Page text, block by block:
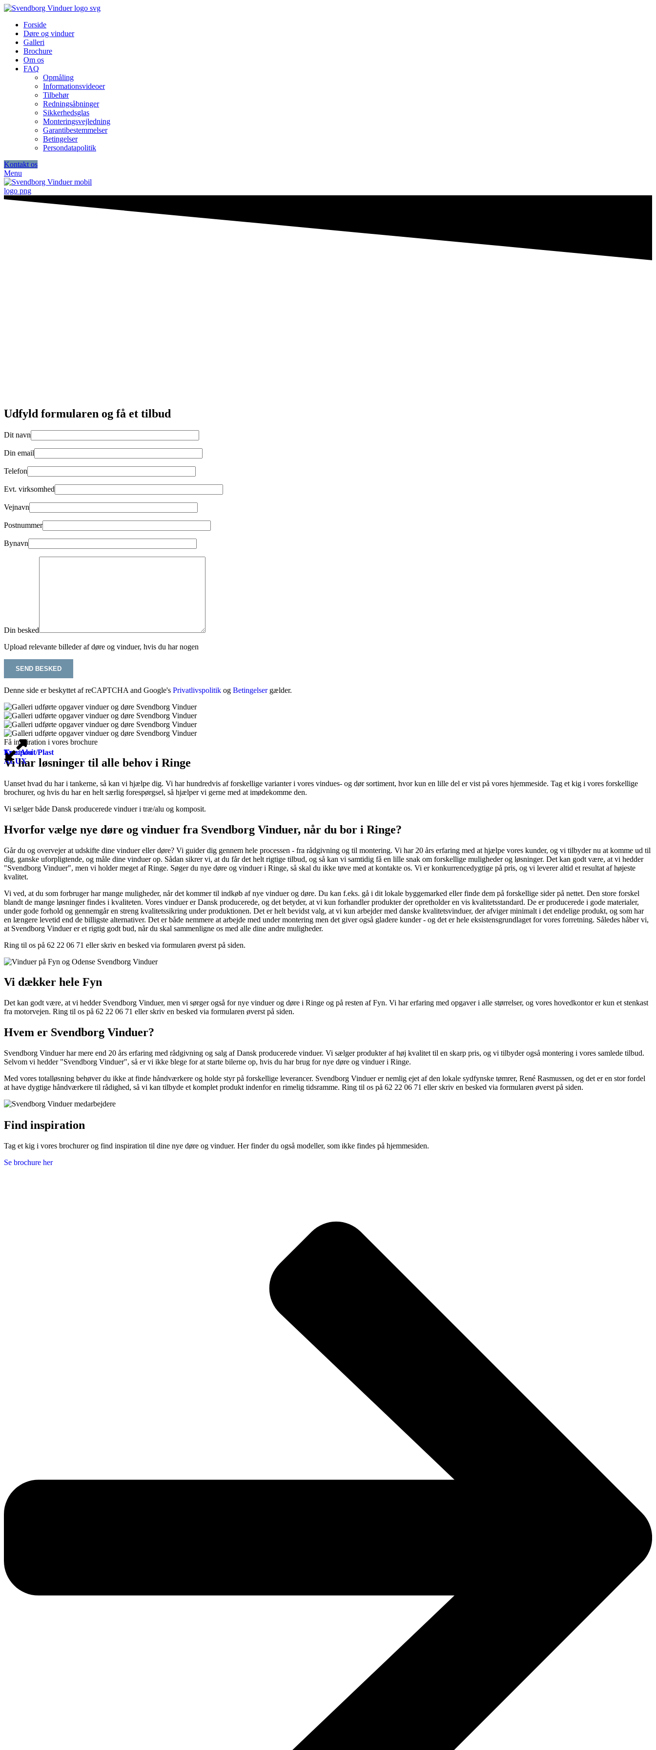
Forside
Døre og vinduer
Galleri
Brochure
Om os
FAQ
Opmåling
Informationsvideoer
Tilbehør
Redningsåbninger
Sikkerhedsglas
Monteringsvejledning
Garantibestemmelser
Betingelser
Persondatapolitik
Kontakt os
Menu
Udfyld formularen og få et tilbud
Dit navn
Din email
Telefon
Evt. virksomhed
Vejnavn
Postnummer
Bynavn
Din besked
Upload relevante billeder af døre og vinduer, hvis du har nogen
Denne side er beskyttet af reCAPTCHA and Google's Privatlivspolitik og Betingelsergælder.
Komposit/Plast
Træ/Alu
ALUX
Få inspiration i vores brochure
Vi har løsninger til alle behov i Ringe
Uanset hvad du har i tankerne, så kan vi hjælpe dig. Vi har hundredvis af forskellige varianter i vores vindues- og dør sortiment, hvor kun en lille del er vist på vores hjemmeside. Tag et kig i vores forskellige
brochurer, og hvis du har en helt særlig forespørgsel, så hjælper vi gerne med at imødekomme den.
Vi sælger både Dansk producerede vinduer i træ/alu og komposit.
Hvorfor vælge nye døre og vinduer fra Svendborg Vinduer, når du bor i Ringe?
Går du og overvejer at udskifte dine vinduer eller døre? Vi guider dig gennem hele processen - fra rådgivning og til montering. Vi har 20 års erfaring med at hjælpe vores kunder, og vi tilbyder nu at komme ud til
dig, ganske uforpligtende, og måle dine vinduer op. Sådan sikrer vi, at du får det helt rigtige tilbud, og så kan vi samtidig få en lille snak om forskellige muligheder og løsninger. Det kan godt være, at vi hedder
"Svendborg Vinduer", men vi holder meget af Ringe. Søger du nye døre og vinduer i Ringe, så skal du ikke tøve med at kontakte os. Vi er konkurrencedygtige på pris, og vi leverer altid et resultat af højeste
kvalitet.
Vi ved, at du som forbruger har mange muligheder, når det kommer til indkøb af nye vinduer og døre. Du kan f.eks. gå i dit lokale byggemarked eller finde dem på forskellige sider på nettet. Den store forskel
blandt de mange løsninger findes i kvaliteten. Vores vinduer er Dansk producerede, og det betyder, at vi kun forhandler produkter der opretholder en vis kvalitetsstandard. De er producerede i gode materialer,
under gode forhold og gennemgår en streng kvalitetssikring under produktionen. Det er helt bevidst valg, at vi kun arbejder med danske kvalitetsvinduer, der afviger minimalt i det endelige produkt, og som har
en længere levetid end de billigste alternativer. Det er både nemmere at arbejde med under montering men det giver også gladere kunder - og det er hele eksistensgrundlaget for vores forretning. Således håber vi,
at Svendborg Vinduer er et rigtig godt bud, når du skal sammenligne os med alle dine andre muligheder.
Ring til os på 62 22 06 71 eller skriv en besked via formularen øverst på siden.
Vi dækker hele Fyn
Det kan godt være, at vi hedder Svendborg Vinduer, men vi sørger også for nye vinduer og døre i Ringe og på resten af Fyn. Vi har erfaring med opgaver i alle størrelser, og vores hovedkontor er kun et stenkast
fra motorvejen. Ring til os på 62 22 06 71 eller skriv en besked via formularen øverst på siden.
Hvem er Svendborg Vinduer?
Svendborg Vinduer har mere end 20 års erfaring med rådgivning og salg af Dansk producerede vinduer. Vi sælger produkter af høj kvalitet til en skarp pris, og vi tilbyder også montering i vores samlede tilbud.
Selvom vi hedder "Svendborg Vinduer", så er vi ikke blege for at starte bilerne op, hvis du har brug for nye døre og vinduer i Ringe.
Med vores totalløsning behøver du ikke at finde håndværkere og holde styr på forskellige leverancer. Svendborg Vinduer er nemlig ejet af den lokale sydfynske tømrer, René Rasmussen, og det er en stor fordel
at have dygtige håndværkere til rådighed, så vi kan tilbyde et komplet produkt indenfor en rimelig tidsramme. Ring til os på 62 22 06 71 eller skriv en besked via formularen øverst på siden.
Find inspiration
Tag et kig i vores brochurer og find inspiration til dine nye døre og vinduer. Her finder du også modeller, som ikke findes på hjemmesiden.
Se brochure her